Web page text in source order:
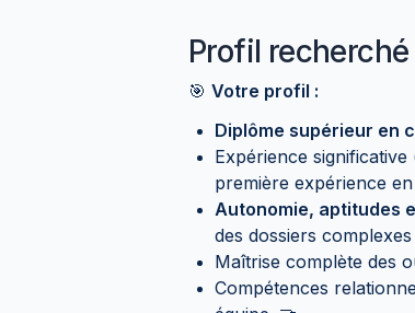
Profil recherché
🎯 Votre profil :
Diplôme supérieur en
Expérience
première expérience
Autonomie, aptitudes
des dossiers
Maîtrise complète des
Compétences